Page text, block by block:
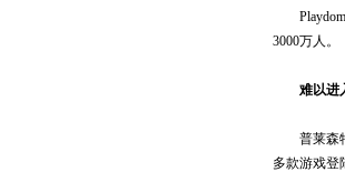
Playdom
3000万人。
难以进
普莱森特
多款游戏登